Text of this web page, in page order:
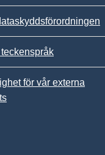
för vår externa